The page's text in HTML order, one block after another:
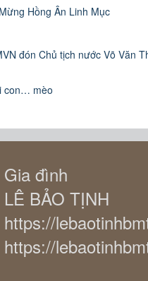
Hồng Ân Linh Mục
đón Chủ tịch nước Võ Văn
con… mèo
Gia đình
LÊ BẢO TỊNH
https://
https://